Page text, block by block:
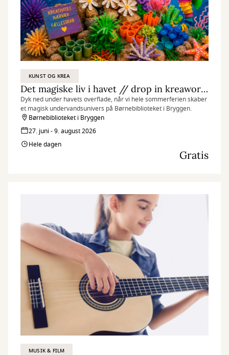
KUNST OG KREA
Det magiske liv i havet // drop in kreaworkshop
Dyk ned under havets overflade, når vi hele sommerferien skaber
et magisk undervandsunivers på Børnebiblioteket i Bryggen.
Børnebiblioteket i Bryggen
27. juni - 9. august 2026
Hele dagen
Gratis
MUSIK & FILM